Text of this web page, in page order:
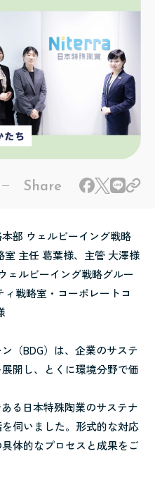
部 ウェルビーイング戦略
主任 葛葉様、主管 大澤様
ェルビーイング戦略グルー
戦略室・コーポレートコ
（BDG）は、企業のサステ
開し、とくに環境分野で価
る日本特殊陶業のサステナ
伺いました。形式的な対応
体的なプロセスと成果をご